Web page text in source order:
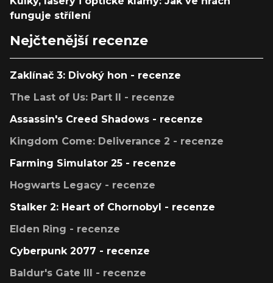
funguje střílení
Nejčtenější recenze
Zaklínač 3: Divoký hon - recenze
The Last of Us: Part II - recenze
Assassin's Creed Shadows - recenze
Kingdom Come: Deliverance 2 - recenze
Farming Simulator 25 - recenze
Hogwarts Legacy - recenze
Stalker 2: Heart of Chornobyl - recenze
Elden Ring - recenze
Cyberpunk 2077 - recenze
Baldur's Gate III - recenze